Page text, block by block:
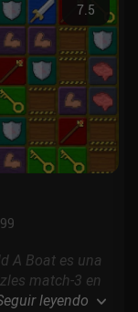
7.5
A Boat es una
match-3 en
para ganar
leyendo